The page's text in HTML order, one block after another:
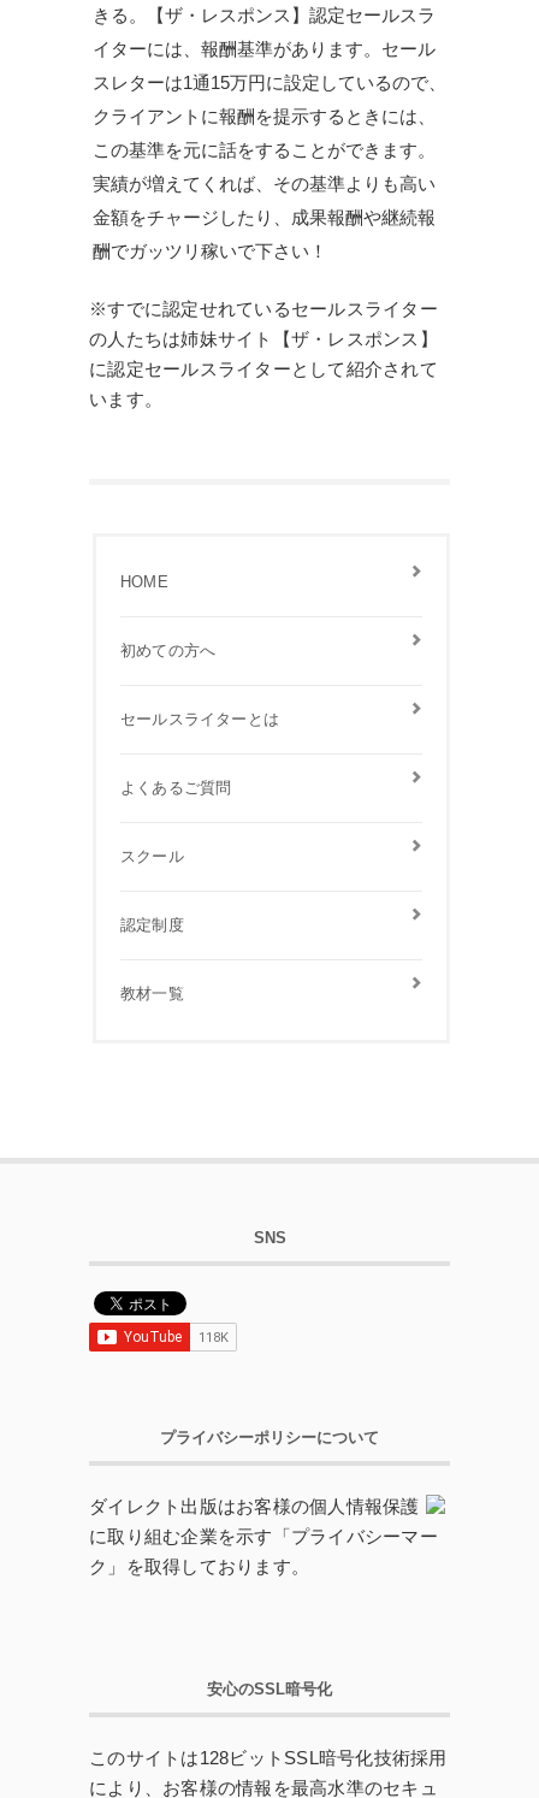
きる。【ザ・レスポンス】認定セールスラ
イターには、報酬基準があります。セール
スレターは1通15万円に設定しているので、
クライアントに報酬を提示するときには、
この基準を元に話をすることができます。
実績が増えてくれば、その基準よりも高い
金額をチャージしたり、成果報酬や継続報
酬でガッツリ稼いで下さい！
※すでに認定せれているセールスライター
の人たちは姉妹サイト【ザ・レスポンス】
に認定セールスライターとして紹介されて
います。
HOME
初めての方へ
セールスライターとは
よくあるご質問
スクール
認定制度
教材一覧
SNS
プライバシーポリシーについて
ダイレクト出版はお客様の個人情報保護
に取り組む企業を示す「プライバシーマー
ク」を取得しております。
安心のSSL暗号化
このサイトは128ビットSSL暗号化技術採用
により、お客様の情報を最高水準のセキュ